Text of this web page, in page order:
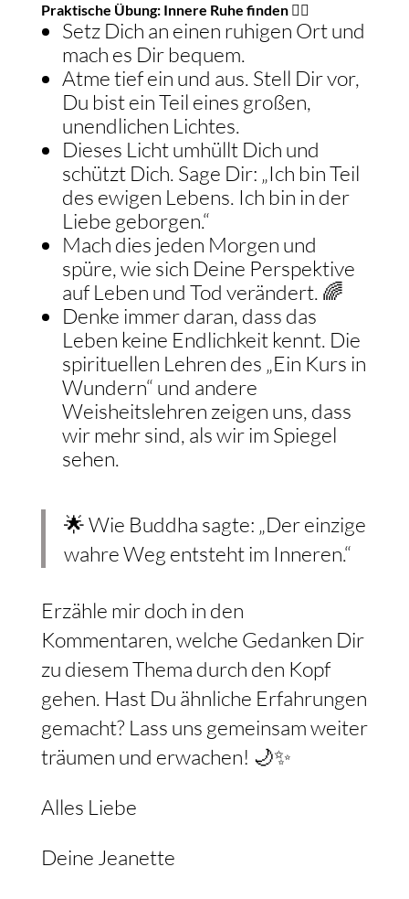
Praktische Übung: Innere Ruhe finden 🧘‍♀️
Setz Dich an einen ruhigen Ort und
mach es Dir bequem.
Atme tief ein und aus. Stell Dir vor,
Du bist ein Teil eines großen,
unendlichen Lichtes.
Dieses Licht umhüllt Dich und
schützt Dich. Sage Dir: „Ich bin Teil
des ewigen Lebens. Ich bin in der
Liebe geborgen.“
Mach dies jeden Morgen und
spüre, wie sich Deine Perspektive
auf Leben und Tod verändert. 🌈
Denke immer daran, dass das
Leben keine Endlichkeit kennt. Die
spirituellen Lehren des „Ein Kurs in
Wundern“ und andere
Weisheitslehren zeigen uns, dass
wir mehr sind, als wir im Spiegel
sehen.
🌟 Wie Buddha sagte: „Der einzige
wahre Weg entsteht im Inneren.“
Erzähle mir doch in den
Kommentaren, welche Gedanken Dir
zu diesem Thema durch den Kopf
gehen. Hast Du ähnliche Erfahrungen
gemacht? Lass uns gemeinsam weiter
träumen und erwachen! 🌙✨
Alles Liebe
Deine Jeanette